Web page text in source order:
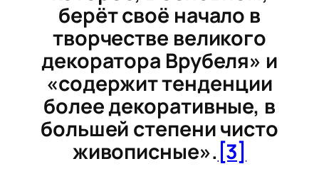
берёт своё начало в
творчестве великого
декоратора Врубеля» и
«содержит тенденции
более декоративные, в
большей степени чисто
живописные». [3]